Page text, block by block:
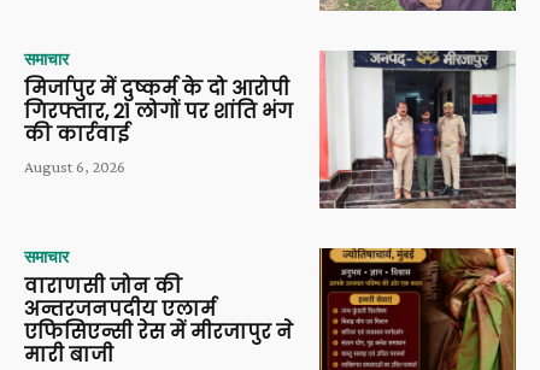
समाचार
मिर्जापुर में दुष्कर्म के दो आरोपी
गिरफ्तार, 21 लोगों पर शांति भंग
की कार्रवाई
August 6, 2026
समाचार
वाराणसी जोन की
अन्तरजनपदीय एलार्म
एफिसिएन्सी रेस में मीरजापुर ने
मारी बाजी